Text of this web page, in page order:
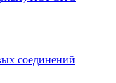
соединений